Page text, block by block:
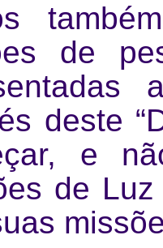
de
deste
e
de